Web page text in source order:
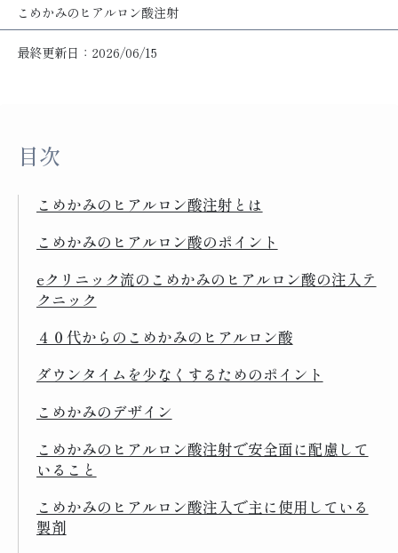
こめかみのヒアルロン酸注射
最終更新日：2026/06/15
目次
こめかみのヒアルロン酸注射とは
こめかみのヒアルロン酸のポイント
eクリニック流のこめかみのヒアルロン酸の注入テ
クニック
４０代からのこめかみのヒアルロン酸
ダウンタイムを少なくするためのポイント
こめかみのデザイン
こめかみのヒアルロン酸注射で安全面に配慮して
いること
こめかみのヒアルロン酸注入で主に使用している
製剤